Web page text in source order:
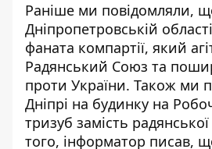
Раніше ми повідомляли,
Дніпропетровській
фаната компартії, який
Радянський Союз та
проти України. Також ми
Дніпрі на будинку на
тризуб замість радянської
того, інформатор писав,